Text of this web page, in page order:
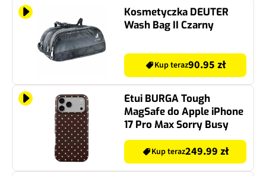
Kosmetyczka DEUTER
Wash Bag II Czarny
Kup teraz90.95 zł
Etui BURGA Tough
MagSafe do Apple iPhone
17 Pro Max Sorry Busy
Kup teraz249.99 zł